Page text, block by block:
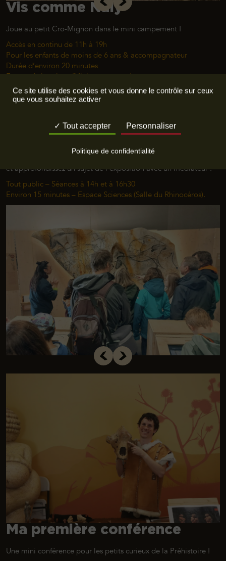
Vis comme Naly
Joue au petit Cro-Mignon dans le mini campement !
Accès en continu de 11h à 19h
Pour les enfants de moins de 6 ans & accompagnateur
Durée d’environ 20 minutes
Espace Animations (Mini campement).
Ma première expo
Découvrez en famille l’exposition
« Grotte Chauvet, l’Aventure Scientifique »
et approfondissez un sujet de l’exposition avec un médiateur !
Tout public – Séances à 14h et à 16h30
Environ 15 minutes – Espace Sciences (Salle du Rhinocéros).
Ma première conférence
Une mini conférence pour les petits curieux de la Préhistoire !
Ce site utilise des cookies et vous donne le contrôle sur ceux
que vous souhaitez activer
Tout accepter Personnaliser
Politique de confidentialité